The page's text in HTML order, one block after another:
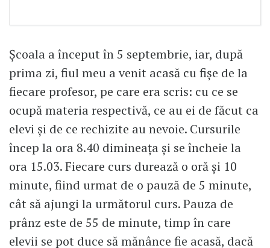
Școala a început în 5 septembrie, iar, după
prima zi, fiul meu a venit acasă cu fișe de la
fiecare profesor, pe care era scris: cu ce se
ocupă materia respectivă, ce au ei de făcut ca
elevi și de ce rechizite au nevoie. Cursurile
încep la ora 8.40 dimineața și se încheie la
ora 15.03. Fiecare curs durează o oră și 10
minute, fiind urmat de o pauză de 5 minute,
cât să ajungi la următorul curs. Pauza de
prânz este de 55 de minute, timp în care
elevii se pot duce să mănânce fie acasă, dacă